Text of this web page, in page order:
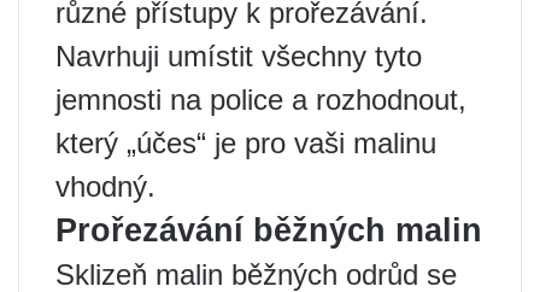
různé přístupy k prořezávání.
Navrhuji umístit všechny tyto
jemnosti na police a rozhodnout,
který „účes“ je pro vaši malinu
vhodný.
Prořezávání běžných malin
Sklizeň malin běžných odrůd se